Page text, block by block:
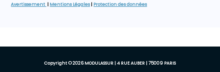
Avertissement | Mentions Légales| Protection des données
Copyright © 2026 MODULASSUR | 4 RUE AUBER | 75009 PARIS